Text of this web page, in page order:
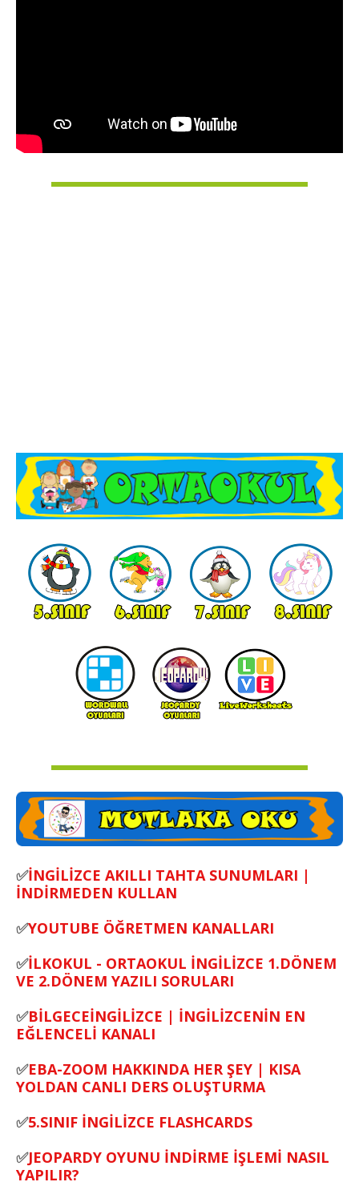
✅İNGİLİZCE AKILLI TAHTA SUNUMLARI |
İNDİRMEDEN KULLAN
✅YOUTUBE ÖĞRETMEN KANALLARI
✅İLKOKUL - ORTAOKUL İNGİLİZCE 1.DÖNEM
VE 2.DÖNEM YAZILI SORULARI
✅BİLGECEİNGİLİZCE | İNGİLİZCENİN EN
EĞLENCELİ KANALI
✅EBA-ZOOM HAKKINDA HER ŞEY | KISA
YOLDAN CANLI DERS OLUŞTURMA
✅5.SINIF İNGİLİZCE FLASHCARDS
✅JEOPARDY OYUNU İNDİRME İŞLEMİ NASIL
YAPILIR?